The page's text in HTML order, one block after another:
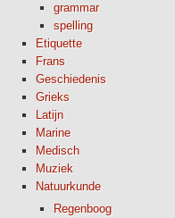
grammar
spelling
Etiquette
Frans
Geschiedenis
Grieks
Latijn
Marine
Medisch
Muziek
Natuurkunde
Regenboog